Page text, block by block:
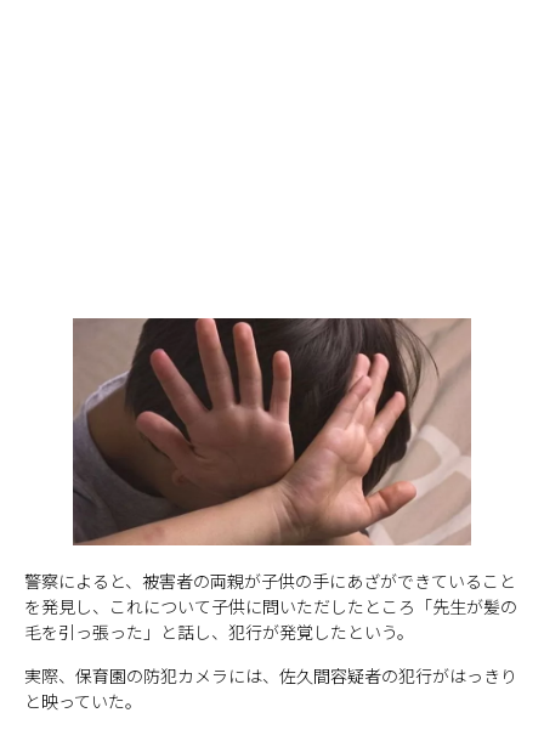
警察によると、被害者の両親が子供の手にあざができていること
を発見し、これについて子供に問いただしたところ「先生が髪の
毛を引っ張った」と話し、犯行が発覚したという。
実際、保育園の防犯カメラには、佐久間容疑者の犯行がはっきり
と映っていた。